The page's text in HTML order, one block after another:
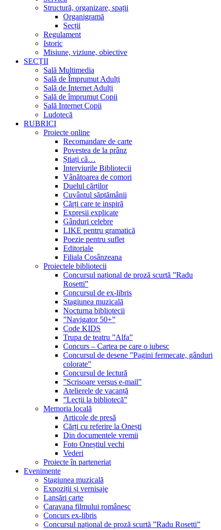
Structură, organizare, spații
Organigramă
Secții
Regulament
Istoric
Misiune, viziune, obiective
SECȚII
Sală Multimedia
Sală de Împrumut Adulți
Sală de Internet Adulți
Sală de împrumut Copii
Sală Internet Copii
Ludotecă
RUBRICI
Proiecte online
Recomandare de carte
Povestea de la prânz
Știați că…
Interviurile Bibliotecii
Vânătoarea de comori
Duelul cărților
Cuvântul săptămânii
Cărți care te inspiră
Expresii explicate
Gânduri celebre
LIKE pentru gramatică
Poezie pentru suflet
Editoriale
Filiala Cosânzeana
Proiectele bibliotecii
Concursul național de proză scurtă ”Radu
Rosetti”
Concursul de ex-libris
Stagiunea muzicală
Nocturna bibliotecii
”Navigator 50+”
Code KIDS
Trupa de teatru ”Alfa”
Concurs – Cartea pe care o iubesc
Concursul de desene ”Pagini fermecate, gânduri
colorate”
Concursul de lectură
”Scrisoare versus e-mail”
Atelierele de vacanță
”Lecții la bibliotecă”
Memoria locală
Articole de presă
Cărți cu referire la Onești
Din documentele vremii
Foto Oneștiul vechi
Vederi
Proiecte în parteneriat
Evenimente
Stagiunea muzicală
Expoziții și vernisaje
Lansări carte
Caravana filmului românesc
Concurs ex-libris
Concursul național de proză scurtă ”Radu Rosetti”